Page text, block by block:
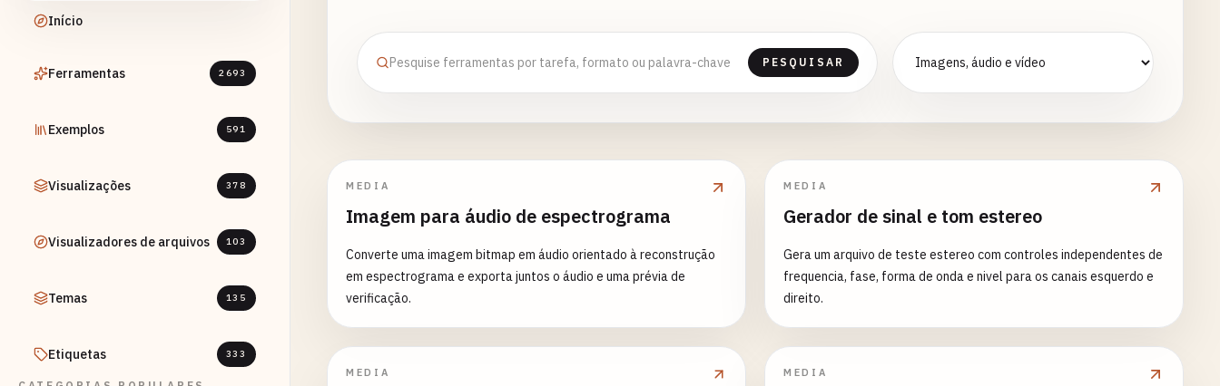
Início
Ferramentas 2693
Exemplos 591
Visualizações 378
Visualizadores de arquivos 103
Temas 135
Etiquetas 333
PESQUISAR
MEDIA
Imagem para áudio de espectrograma
Converte uma imagem bitmap em áudio orientado à reconstrução
em espectrograma e exporta juntos o áudio e uma prévia de
verificação.
MEDIA
Gerador de sinal e tom estereo
Gera um arquivo de teste estereo com controles independentes de
frequencia, fase, forma de onda e nivel para os canais esquerdo e
direito.
MEDIA MEDIA